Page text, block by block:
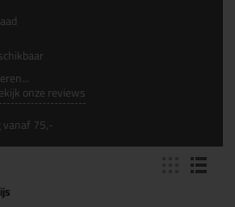
onze reviews
vanaf 75,-